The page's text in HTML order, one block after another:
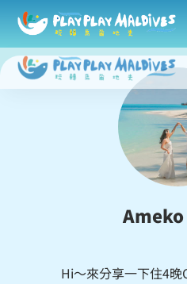
Ameko
Hi～來分享一下住4